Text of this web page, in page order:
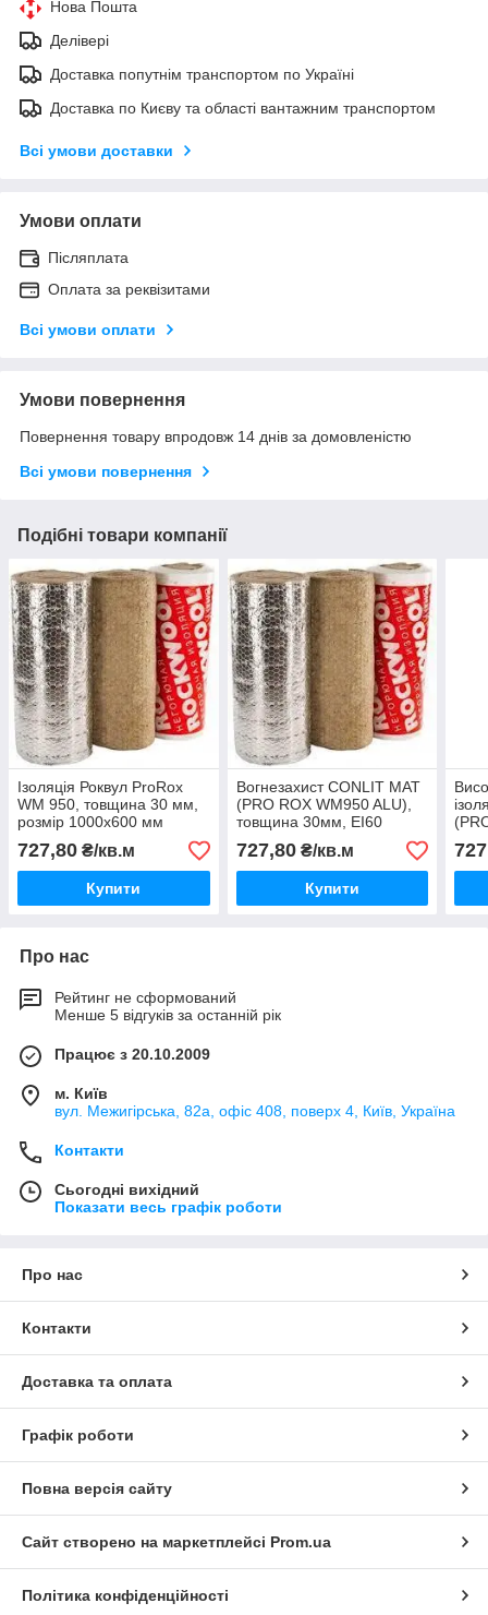
Нова Пошта
Делівері
Доставка попутнім транспортом по Україні
Доставка по Києву та області вантажним транспортом
Всі умови доставки
Умови оплати
Післяплата
Оплата за реквізитами
Всі умови оплати
Умови повернення
Повернення товару впродовж 14 днів за домовленістю
Всі умови повернення
Подібні товари компанії
Ізоляція Роквул ProRox
WM 950, товщина 30 мм,
розмір 1000х600 мм
727,80 ₴/кв.м
Купити
Вогнезахист CONLIT MAT
(PRO ROX WM950 ALU),
товщина 30мм, EI60
727,80₴/кв.м
Купити
Про нас
Рейтинг не сформований
Менше 5 відгуків за останній рік
Працює з 20.10.2009
м. Київ
вул. Межигірська, 82а, офіс 408, поверх 4, Київ, Україна
Контакти
Сьогодні вихідний
Показати весь графік роботи
Про нас
Контакти
Доставка та оплата
Графік роботи
Повна версія сайту
Сайт створено на маркетплейсі Prom.ua
Політика конфіденційності